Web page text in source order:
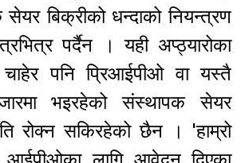
बिक्रीको धन्दाको नियन्त्रण
पर्दैन । यही अप्ठ्यारोका
पनि प्रिआईपीओ वा यस्तै
भइरहेको संस्थापक सेयर
रोक्न सकिरहेको छैन । 'हाम्रो